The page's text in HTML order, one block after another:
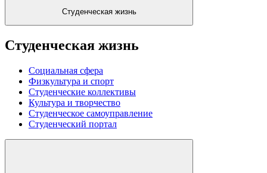
Студенческая жизнь
Студенческая жизнь
Социальная сфера
Физкультура и спорт
Студенческие коллективы
Культура и творчество
Студенческое самоуправление
Студенческий портал